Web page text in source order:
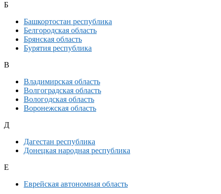
Б
Башкортостан республика
Белгородская область
Брянская область
Бурятия республика
В
Владимирская область
Волгоградская область
Вологодская область
Воронежская область
Д
Дагестан республика
Донецкая народная республика
Е
Еврейская автономная область